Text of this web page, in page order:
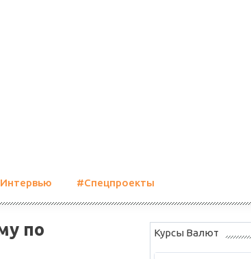
Интервью #Спецпроекты
по
Курсы Валют